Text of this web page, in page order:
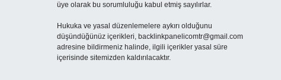
üye olarak bu sorumluluğu kabul etmiş sayılırlar.
Hukuka ve yasal düzenlemelere aykırı olduğunu
düşündüğünüz içerikleri, backlinkpanelicomtr@gmail.com
adresine bildirmeniz halinde, ilgili içerikler yasal süre
içerisinde sitemizden kaldırılacaktır.